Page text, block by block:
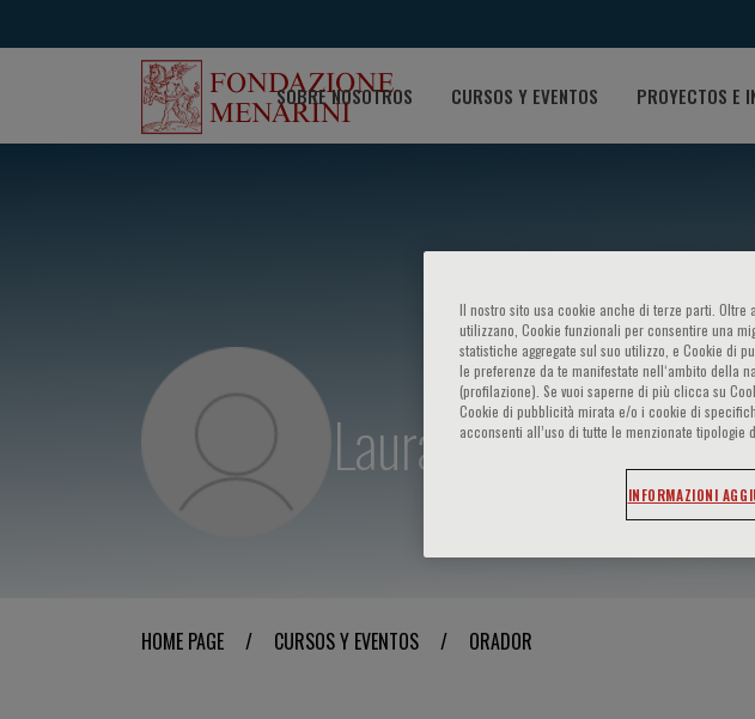
SOBRE NOSOTROS CURSOS Y EVENTOS PROYECTOS E
Laura Fusini
HOME PAGE / CURSOS Y EVENTOS / ORADOR
Il nostro sito usa cookie anche di terze parti. Oltre
utilizzano, Cookie funzionali per consentire una
statistiche aggregate sul suo utilizzo, e Cookie di
le preferenze da te manifestate nell‘ambito della
(profilazione). Se vuoi saperne di più clicca su
Cookie di pubblicità mirata e/o i cookie di
acconsenti all’uso di tutte le menzionate tipologie
INFORMAZIONI